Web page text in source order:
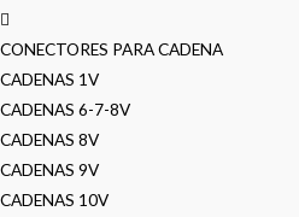
CONECTORES PARA CADENA
CADENAS 1V
CADENAS 6-7-8V
CADENAS 8V
CADENAS 9V
CADENAS 10V